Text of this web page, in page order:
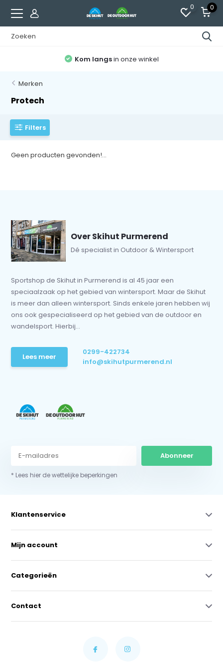
0 0
Kom langsin onze winkel
Merken
Protech
Filters
Geen producten gevonden!...
Over Skihut Purmerend
Dé specialist in Outdoor & Wintersport
Sportshop de Skihut in Purmerend is al 45 jaar een
speciaalzaak op het gebied van wintersport. Maar de Skihut
is meer dan alleen wintersport. Sinds enkele jaren hebben wij
ons ook gespecialiseerd op het gebied van de outdoor en
wandelsport. Hierbij...
Lees meer
0299-422734
info@skihutpurmerend.nl
Abonneer
* Lees hier de wettelijke beperkingen
Klantenservice
Mijn account
Categorieën
Contact